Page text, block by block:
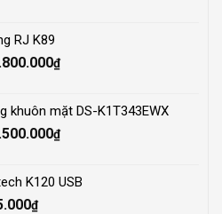
RJ K89
₫Current
2.800.000₫.
khuôn mặt DS-K1T343EWX
₫Current
3.500.000₫.
K120 USB
₫Current